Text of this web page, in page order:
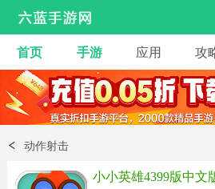
安卓手游
热门手游 角色扮演
动作射击
首页 手游 应用 攻
动作射击
小小英雄4399版中文